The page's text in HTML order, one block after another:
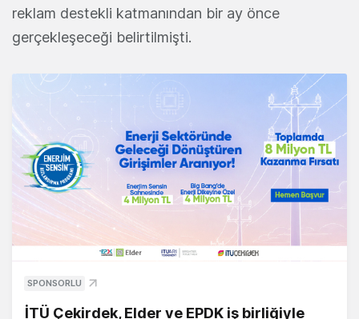
reklam destekli katmanından bir ay önce
gerçekleşeceği belirtilmişti.
SPONSORLU
İTÜ Çekirdek, Elder ve EPDK iş birliğiyle